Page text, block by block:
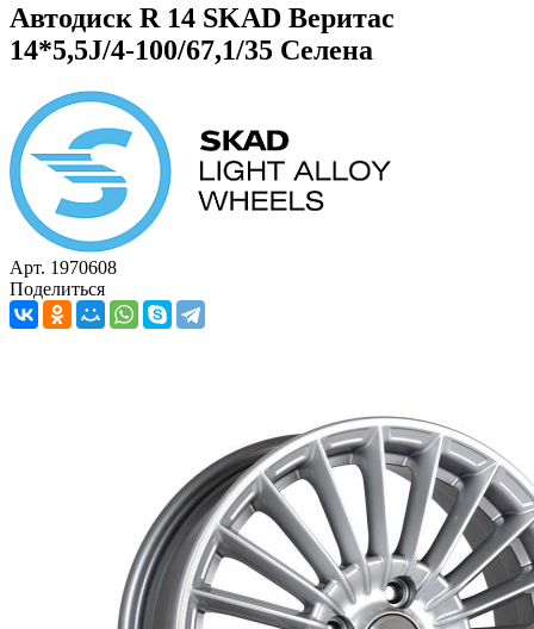
Автодиск R 14 SKAD Веритас
14*5,5J/4-100/67,1/35 Селена
Арт. 1970608
Поделиться